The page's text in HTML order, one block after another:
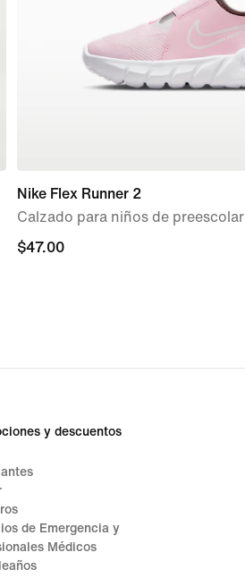
Nike Flex Runner 2
Calzado para niños de preescolar
$47.00
$47.00
y descuentos
de Emergencia y
Médicos